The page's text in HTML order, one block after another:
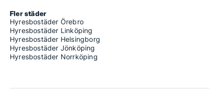
Fler städer
Hyresbostäder Örebro
Hyresbostäder Linköping
Hyresbostäder Helsingborg
Hyresbostäder Jönköping
Hyresbostäder Norrköping